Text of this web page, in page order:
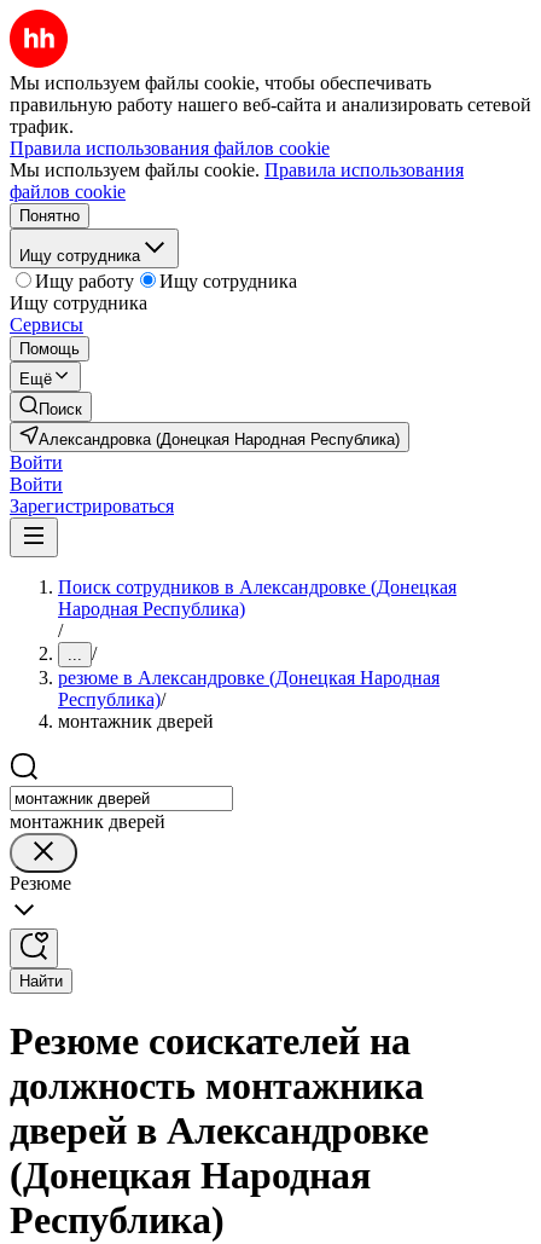
Мы используем файлы cookie, чтобы обеспечивать
правильную работу нашего веб-сайта и анализировать сетевой
трафик.
Правила использования файлов cookie
Мы используем файлы cookie. Правила использования
файлов cookie
Понятно
Ищу сотрудника
Ищу работу
Ищу сотрудника
Ищу сотрудника
Сервисы
Помощь
Ещё
Поиск
Александровка (Донецкая Народная Республика)
Войти
Войти
Зарегистрироваться
Поиск сотрудников в Александровке (Донецкая
Народная Республика)
/
... /
резюме в Александровке (Донецкая Народная
Республика)/
монтажник дверей
монтажник дверей
Резюме
Найти
Резюме соискателей на
должность монтажника
дверей в Александровке
(Донецкая Народная
Республика)